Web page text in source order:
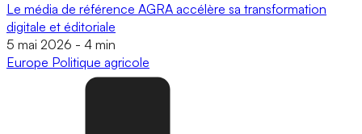
Le média de référence AGRA accélère sa transformation
digitale et éditoriale
5 mai 2026 - 4 min
Europe Politique agricole